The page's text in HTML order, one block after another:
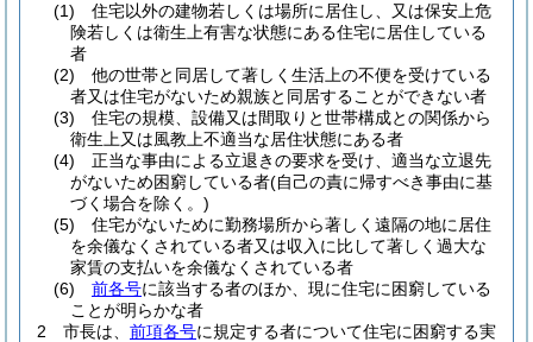
(1)
住宅以外の建物若しくは場所に居住し、又は保安上危
険若しくは衛生上有害な状態にある住宅に居住している
者
(2)
他の世帯と同居して著しく生活上の不便を受けている
者又は住宅がないため親族と同居することができない者
(3)
住宅の規模、設備又は間取りと世帯構成との関係から
衛生上又は風教上不適当な居住状態にある者
(4)
正当な事由による立退きの要求を受け、適当な立退先
がないため困窮している者(自己の責に帰すべき事由に基
づく場合を除く。)
(5)
住宅がないために勤務場所から著しく遠隔の地に居住
を余儀なくされている者又は収入に比して著しく過大な
家賃の支払いを余儀なくされている者
(6)
前各号に該当する者のほか、現に住宅に困窮している
ことが明らかな者
2
市長は、 前項各号に規定する者について住宅に困窮する実